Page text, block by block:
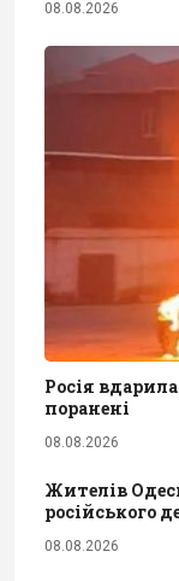
08.08.2026
Росія
поранені
08.08.2026
Жителів
російського
08.08.2026